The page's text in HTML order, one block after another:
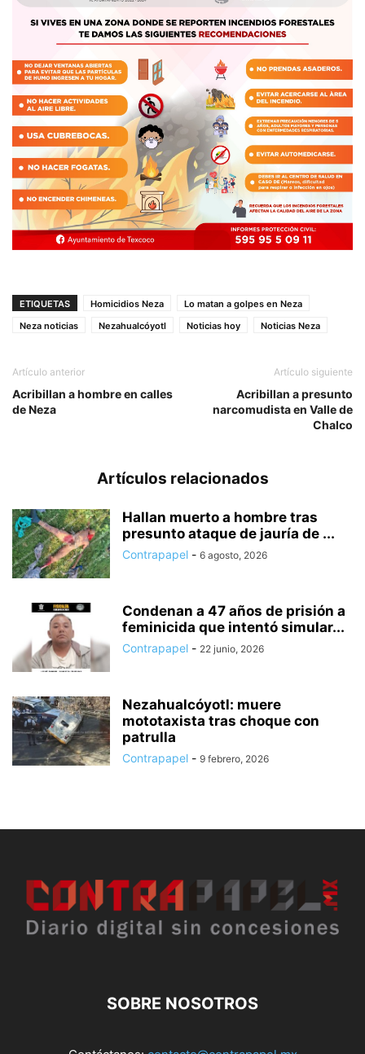
ETIQUETAS Homicidios Neza
Lo matan a golpes en Neza
Neza noticias
Nezahualcóyotl Noticias hoy Noticias Neza
Artículo anterior
Acribillan a hombre en calles
de Neza
Artículo siguiente
Acribillan a presunto
narcomudista en Valle de
Chalco
Artículos relacionados
Hallan muerto a hombre tras
presunto ataque de jauría de ...
Contrapapel - 6 agosto, 2026
Condenan a 47 años de prisión a
feminicida que intentó simular...
Contrapapel - 22 junio, 2026
Nezahualcóyotl: muere
mototaxista tras choque con
patrulla
Contrapapel - 9 febrero, 2026
SOBRE NOSOTROS